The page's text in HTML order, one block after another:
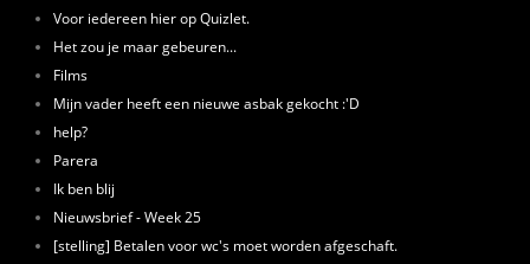
Voor iedereen hier op Quizlet.
Het zou je maar gebeuren...
Films
Mijn vader heeft een nieuwe asbak gekocht :'D
help?
Parera
Ik ben blij
Nieuwsbrief - Week 25
[stelling] Betalen voor wc's moet worden afgeschaft.